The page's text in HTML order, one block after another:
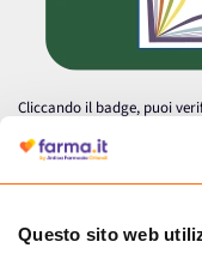
Questo sito web
Cliccando il badge, puoi
autorizzata dal Ministero
medicinali.